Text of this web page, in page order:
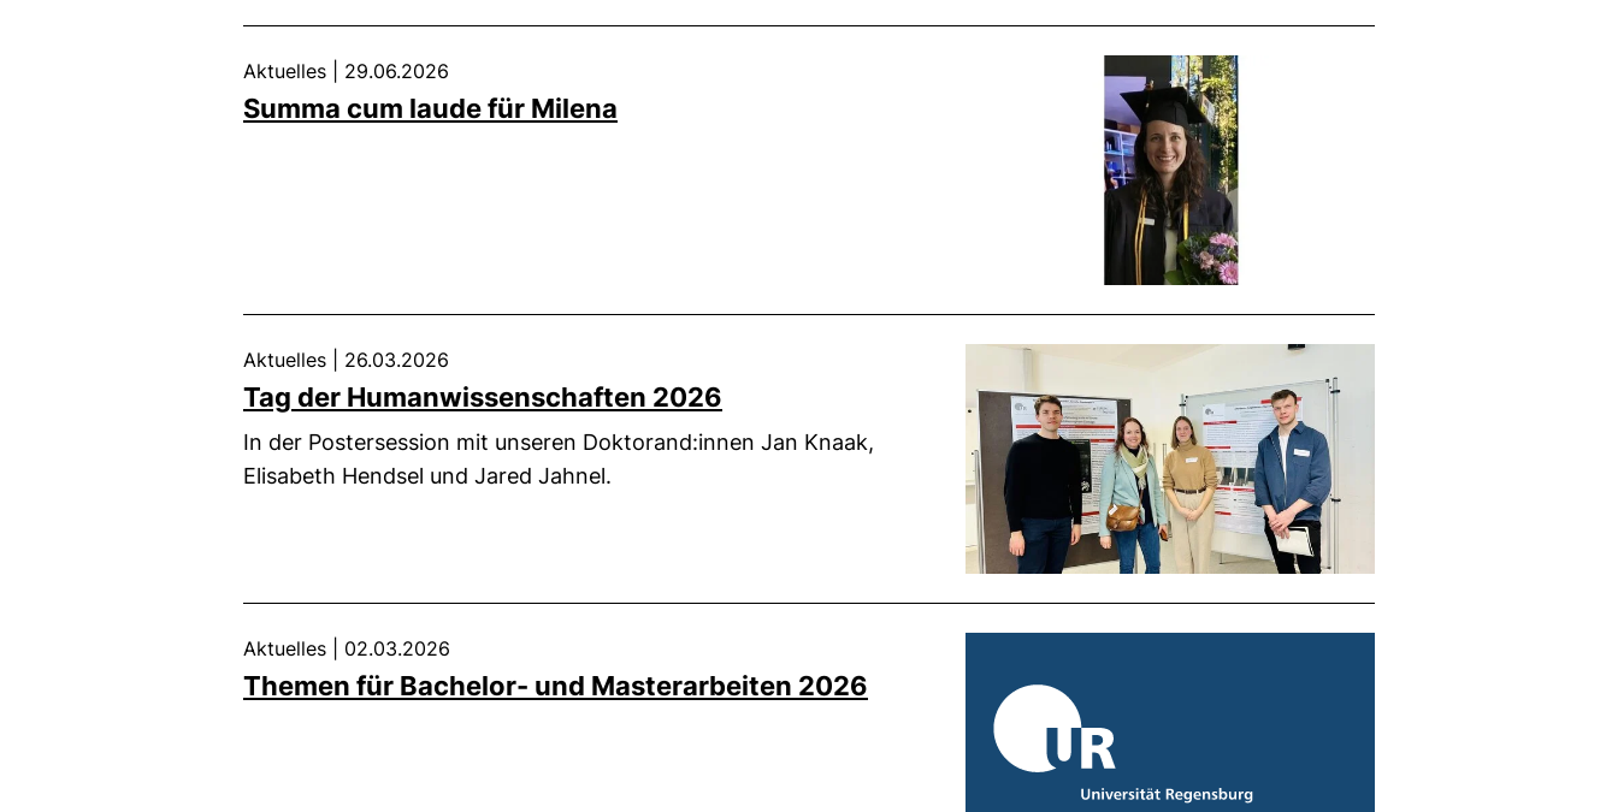
Summa cum laude für Milena
Aktuelles 29.06.2026
Tag der Humanwissenschaften 2026
Aktuelles 26.03.2026
In der Postersession mit unseren Doktorand:innen Jan Knaak,
Elisabeth Hendsel und Jared Jahnel.
Themen für Bachelor- und Masterarbeiten 2026
Aktuelles 02.03.2026